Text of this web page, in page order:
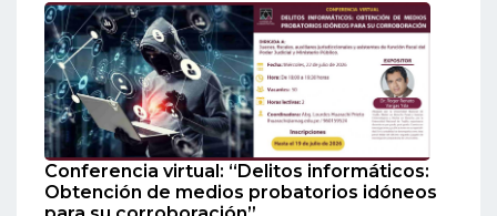
Conferencia virtual: “Delitos informáticos:
Obtención de medios probatorios idóneos